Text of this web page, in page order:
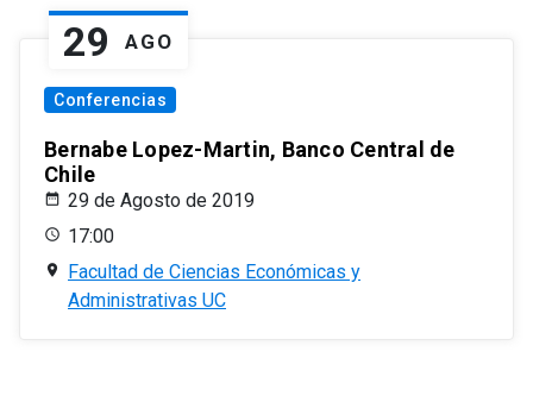
29 AGO
Conferencias
Bernabe Lopez-Martin, Banco Central de
Chile
29 de Agosto de 2019
17:00
Facultad de Ciencias Económicas y
Administrativas UC